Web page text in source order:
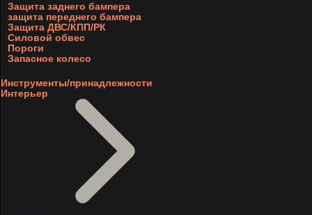
Защита заднего бампера
защита переднего бампера
Защита ДВС/КПП/РК
Силовой обвес
Пороги
Запасное колесо
Инструменты/принадлежности
Интерьер